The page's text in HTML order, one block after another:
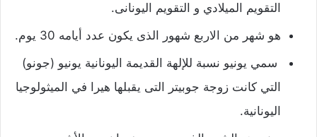
التقويم الميلادي و التقويم اليونانى.
هو شهر من الاربع شهور الذى يكون عدد أيامه 30 يوم.
سمي يونيو نسبة للإلهة القديمة اليونانية يونيو (جونو)
التي كانت زوجة جوبيتر التى يقبلها هيرا في الميثولوجيا
اليونانية.